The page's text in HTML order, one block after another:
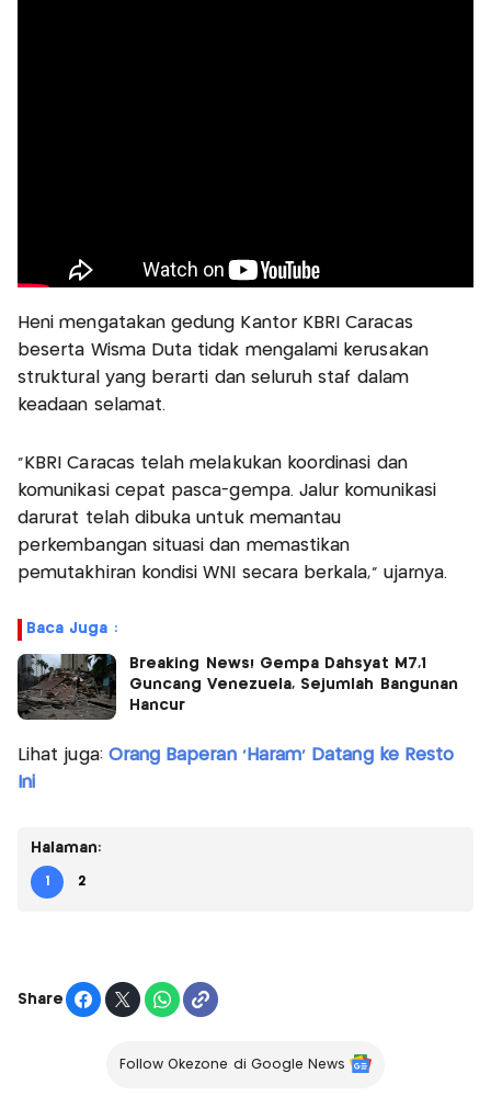
Heni mengatakan gedung Kantor KBRI Caracas
beserta Wisma Duta tidak mengalami kerusakan
struktural yang berarti dan seluruh staf dalam
keadaan selamat.
"KBRI Caracas telah melakukan koordinasi dan
komunikasi cepat pasca-gempa. Jalur komunikasi
darurat telah dibuka untuk memantau
perkembangan situasi dan memastikan
pemutakhiran kondisi WNI secara berkala," ujarnya.
Baca Juga :
Breaking News! Gempa Dahsyat M7,1
Guncang Venezuela, Sejumlah Bangunan
Hancur
Lihat juga: Orang Baperan 'Haram' Datang ke Resto
Ini
Halaman:
1 2
Share
Follow Okezone di Google News